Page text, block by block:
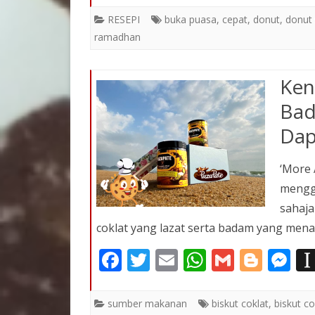
e
b
o
k
ittai at
p
p
ai g ss
g
er
RESEPI buka puasa, cepat, donut, donut
ramadhan
coklat yang lazat serta badam yang
F
e
T
itt
E
ai
W
at
G
ai
Bl
g
M
ss
sumber makanan biskut coklat, biskut